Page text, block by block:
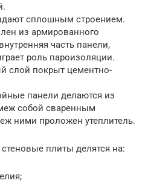
сплошным строением.
из армированного
часть панели,
роль пароизоляции.
слой покрыт цементно-
панели делаются из
собой сваренным
ними проложен утеплитель.
плиты делятся на: